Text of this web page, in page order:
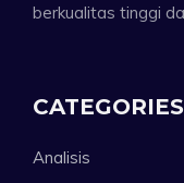
berkualitas tinggi
CATEGORIES
Analisis